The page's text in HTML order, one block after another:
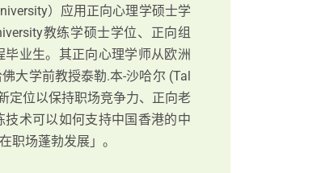
）应⽤正向⼼理学硕⼠学
教练学硕⼠学位、正向组
业⽣。其正向⼼理学师从欧洲
⼤学前教授泰勒.本-沙哈尔 (Tal
定位以保持职场竞争⼒、正向⽼
术可以如何⽀持中国⾹港的中
职场蓬勃发展」。